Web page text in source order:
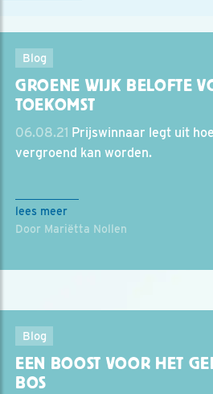
Blog
GROENE WIJK BELOFTE
TOEKOMST
06.08.21 Prijswinnaar legt uit
vergroend kan worden.
lees meer
Door Mariëtta Nollen
Blog
EEN BOOST VOOR HET
BOS